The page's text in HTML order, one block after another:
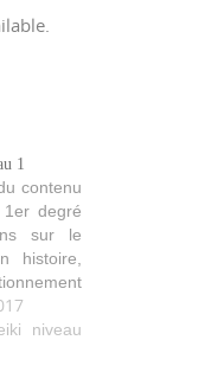
1
contenu
degré
sur le
histoire,
il agit,
Les
niveau